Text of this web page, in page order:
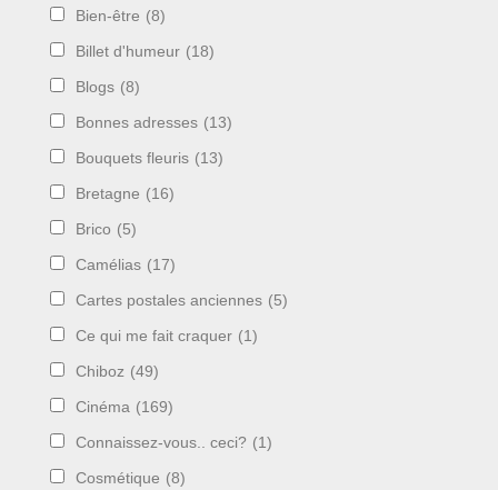
Bien-être (8)
Billet d'humeur (18)
Blogs (8)
Bonnes adresses (13)
Bouquets fleuris (13)
Bretagne (16)
Brico (5)
Camélias (17)
Cartes postales anciennes (5)
Ce qui me fait craquer (1)
Chiboz (49)
Cinéma (169)
Connaissez-vous.. ceci? (1)
Cosmétique (8)